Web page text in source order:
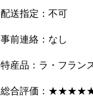
配送指定：不可
事前連絡：なし
特産品：ラ・フラン
総合評価：